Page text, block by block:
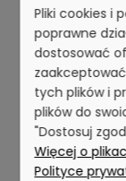
Pliki cookies i
poprawne
dostosować
tych plików i
plików do
"Dostosuj
Więcej o
Polityce